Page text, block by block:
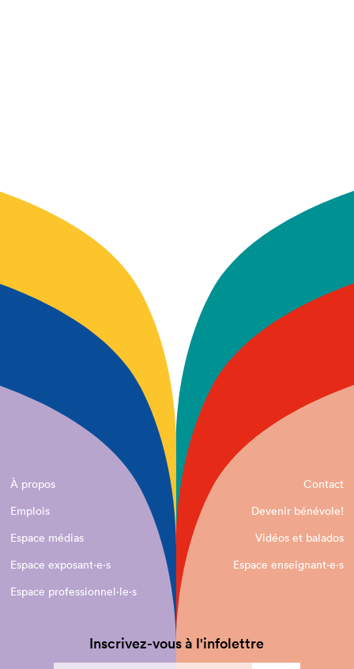
À propos
Contact
Emplois
Devenir bénévole!
Espace médias
Vidéos et balados
Espace exposant·e⋅s
Espace enseignant·e⋅s
Espace professionnel·le⋅s
Inscrivez-vous à l'infolettre